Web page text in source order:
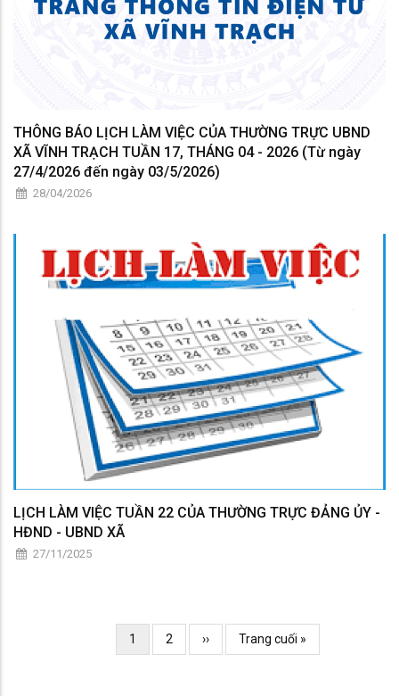
THÔNG BÁO LỊCH LÀM VIỆC CỦA THƯỜNG TRỰC UBND
XÃ VĨNH TRẠCH TUẦN 17, THÁNG 04 - 2026 (Từ ngày
27/4/2026 đến ngày 03/5/2026)
28/04/2026
LỊCH LÀM VIỆC TUẦN 22 CỦA THƯỜNG TRỰC ĐẢNG ỦY -
HĐND - UBND XÃ
27/11/2025
Current
page
1 Page
2
Trang
kế
››
Trang
cuối
Trang cuối »